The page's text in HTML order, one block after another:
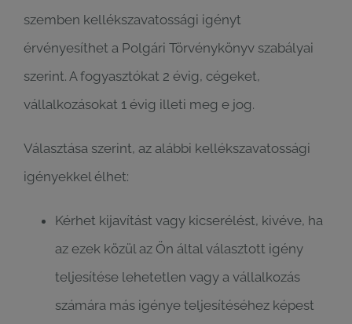
szemben kellékszavatossági igényt
érvényesíthet a Polgári Törvénykönyv szabályai
szerint. A fogyasztókat 2 évig, cégeket,
vállalkozásokat 1 évig illeti meg e jog.
Választása szerint, az alábbi kellékszavatossági
igényekkel élhet:
Kérhet kijavítást vagy kicserélést, kivéve, ha
az ezek közül az Ön által választott igény
teljesítése lehetetlen vagy a vállalkozás
számára más igénye teljesítéséhez képest